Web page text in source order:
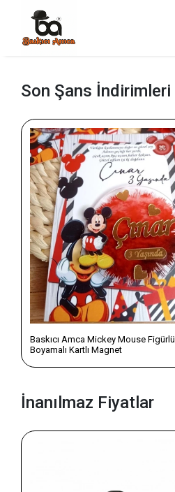
Son Şans İndirimleri
Baskıcı Amca Mickey Mouse Figürlü
Boyamalı Kartlı Magnet
İnanılmaz Fiyatlar